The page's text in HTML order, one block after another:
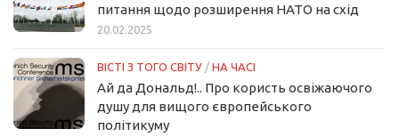
питання щодо розширення НАТО на схід
20.02.2025
ВІСТІ З ТОГО СВІТУ / НА ЧАСІ
Ай да Дональд!.. Про користь освіжаючого
душу для вищого європейського
політикуму